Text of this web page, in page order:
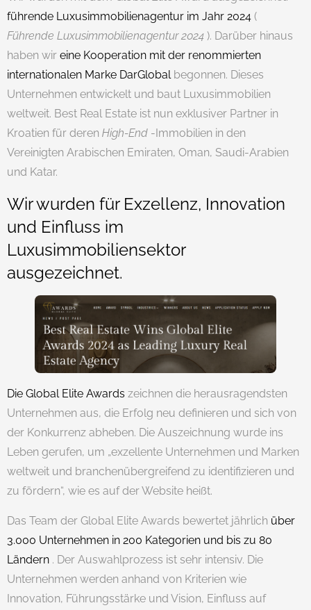
führende Luxusimmobilienagentur im Jahr 2024 (
Führende Luxusimmobilienagentur 2024 ). Darüber hinaus
haben wir eine Kooperation mit der renommierten
internationalen Marke DarGlobalbegonnen. Dieses
Unternehmen entwickelt und baut Luxusimmobilien
weltweit. Best Real Estate ist nun exklusiver Partner in
Kroatien für deren High-End -Immobilien in den
Vereinigten Arabischen Emiraten, Oman, Saudi-Arabien
und Katar.
Wir wurden für Exzellenz, Innovation
und Einfluss im
Luxusimmobiliensektor
ausgezeichnet.
Die Global Elite Awards zeichnen die herausragendsten
Unternehmen aus, die Erfolg neu definieren und sich von
der Konkurrenz abheben. Die Auszeichnung wurde ins
Leben gerufen, um „exzellente Unternehmen und Marken
weltweit und branchenübergreifend zu identifizieren und
zu fördern“, wie es auf der Website heißt.
Das Team der Global Elite Awards bewertet jährlich über
3.000 Unternehmen in 200 Kategorien und bis zu 80
Ländern . Der Auswahlprozess ist sehr intensiv. Die
Unternehmen werden anhand von Kriterien wie
Innovation, Führungsstärke und Vision, Einfluss auf